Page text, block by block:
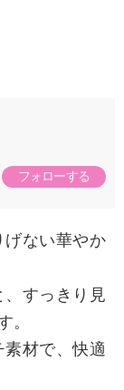
フォローする
げない華やか
すっきり見
。
材で、快適